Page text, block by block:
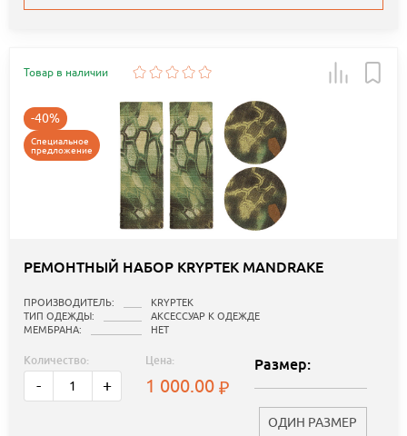
Товар в наличии
-40%
Специальное
предложение
РЕМОНТНЫЙ НАБОР KRYPTEK MANDRAKE
ПРОИЗВОДИТЕЛЬ:
KRYPTEK
ТИП ОДЕЖДЫ:
АКСЕССУАР К ОДЕЖДЕ
МЕМБРАНА:
НЕТ
Количество:
- +
Цена:
1 000.00
Размер:
ОДИН РАЗМЕР